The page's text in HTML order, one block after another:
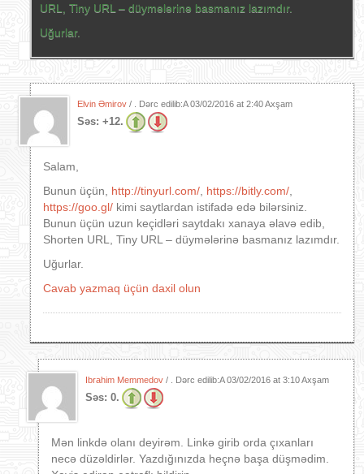
URL, Tiny URL – düymələrinə basmanız lazımdır.
Uğurlar.
Elvin Əmirov / . Dərc edilib:A03/02/2016 at 2:40 Axşam
Səs: +12.
Salam,
Bunun üçün, http://tinyurl.com/ https://bitly.com/
https://goo.gl/ kimi saytlardan istifadə edə bilərsiniz.
Bunun üçün uzun keçidləri saytdakı xanaya əlavə edib,
Shorten URL, Tiny URL – düymələrinə basmanız lazımdır.
Uğurlar.
Cavab yazmaq üçün daxil olun
Ibrahim Memmedov / . Dərc edilib:A03/02/2016 at 3:10 Axşam
Səs: 0.
Mən linkdə olanı deyirəm. Linkə girib orda çıxanları
necə düzəldirlər. Yazdığınızda heçnə başa düşmədim.